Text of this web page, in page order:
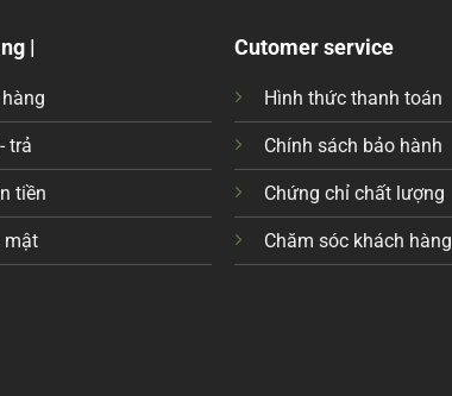
|
trả
tiền
mật
Cutomer service
Hình thức thanh toán
Chính sách bảo hành
Chứng chỉ chất lượng
Chăm sóc khách hàng